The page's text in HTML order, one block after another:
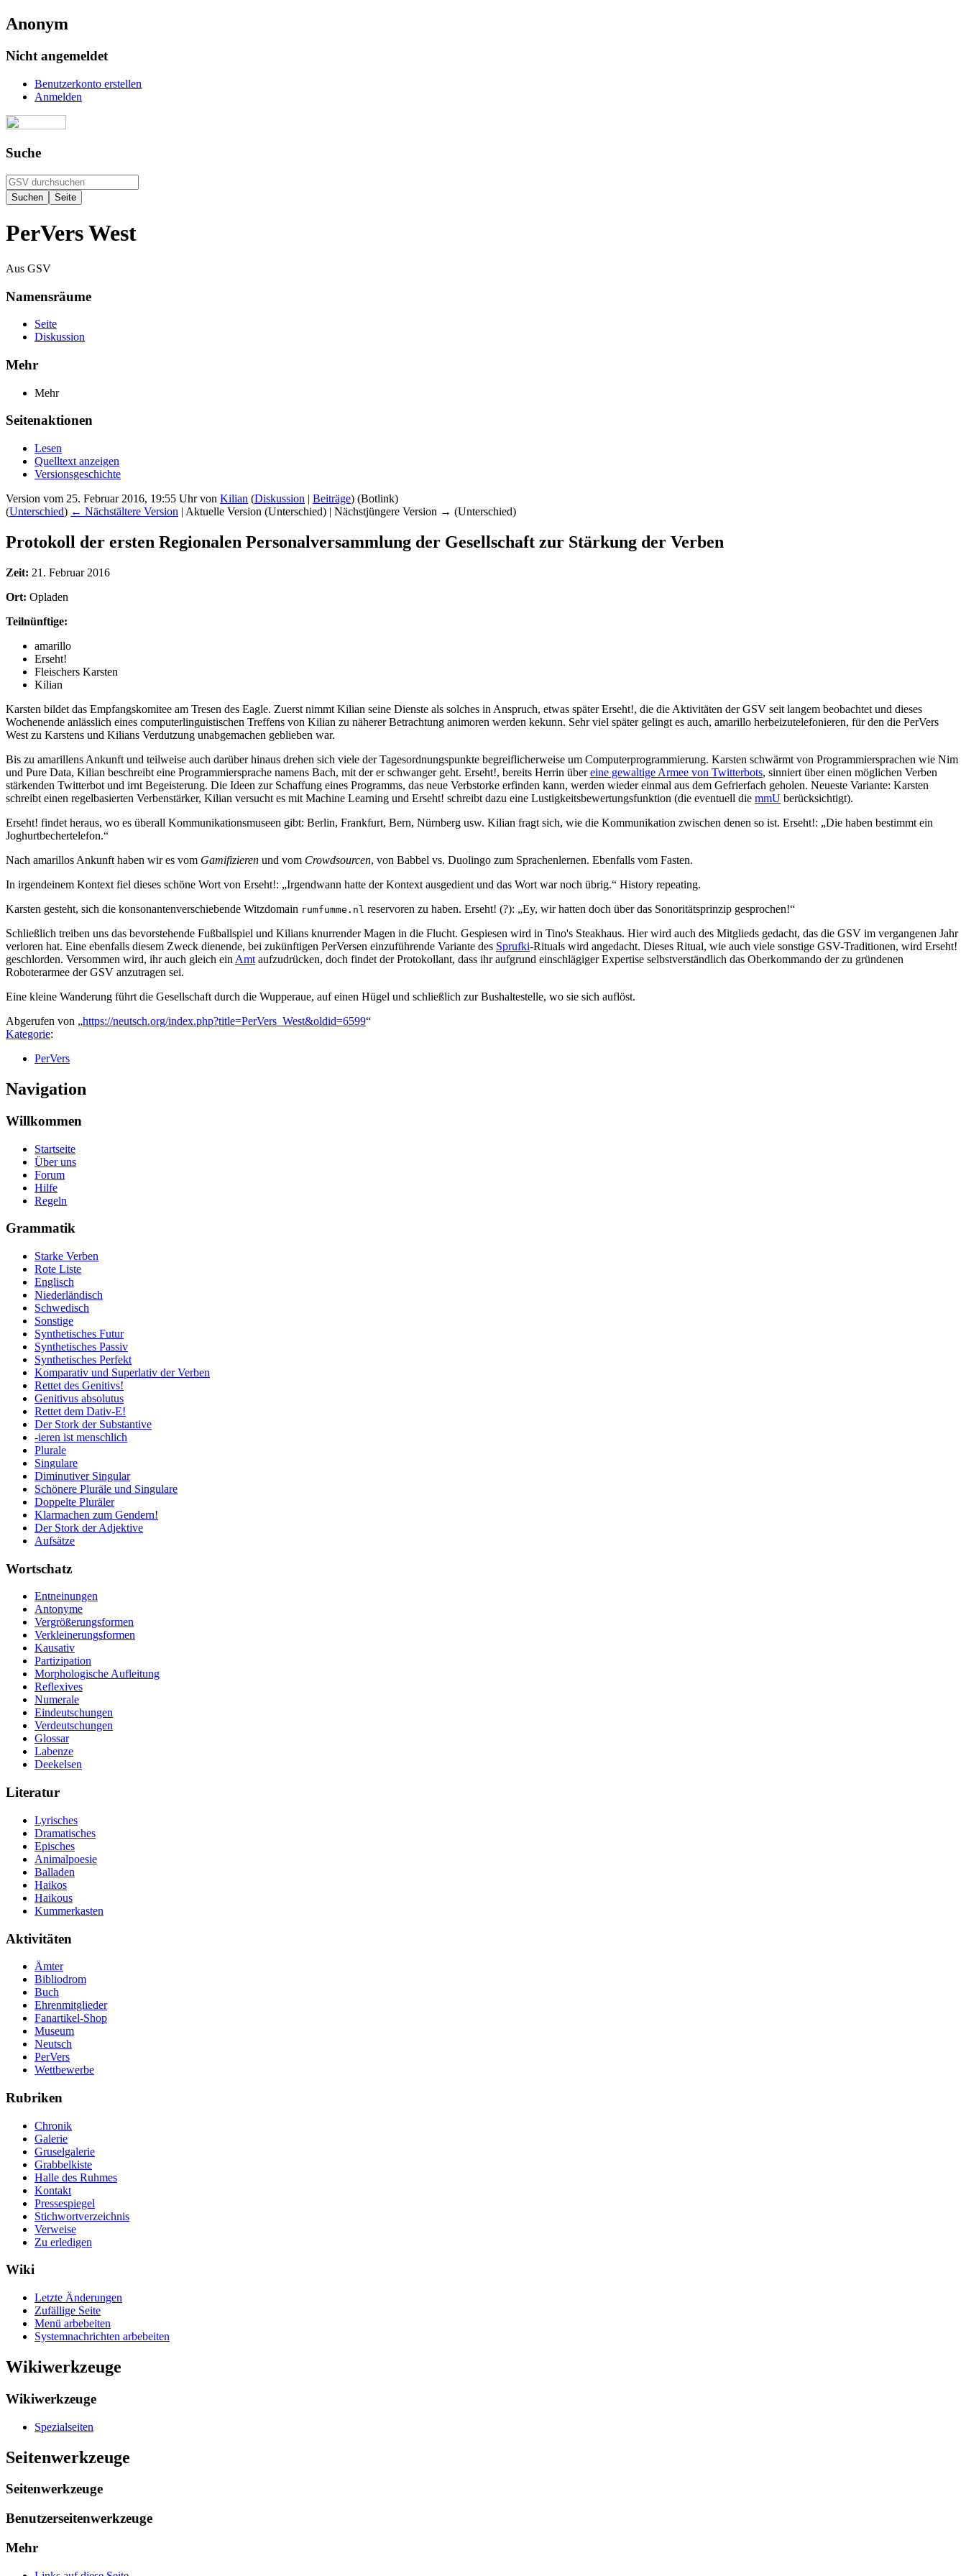
Anonym
Nicht angemeldet
Benutzerkonto erstellen
Anmelden
Suche
PerVers West
Aus GSV
Namensräume
Seite
Diskussion
Mehr
Mehr
Seitenaktionen
Lesen
Quelltext anzeigen
Versionsgeschichte
Version vom 25. Februar 2016, 19:55 Uhr von Kilian (Diskussion | Beiträge) (Botlink)
(Unterschied) ← Nächstältere Version | Aktuelle Version (Unterschied) | Nächstjüngere Version → (Unterschied)
Protokoll der ersten Regionalen Personalversammlung der Gesellschaft zur Stärkung der Verben
Zeit: 21. Februar 2016
Ort: Opladen
Teilnünftige:
amarillo
Erseht!
Fleischers Karsten
Kilian
Karsten bildet das Empfangskomitee am Tresen des Eagle. Zuerst nimmt Kilian seine Dienste als solches in Anspruch, etwas später Erseht!, die die Aktivitäten der GSV seit langem beobachtet und dieses
Wochenende anlässlich eines computerlinguistischen Treffens von Kilian zu näherer Betrachtung animoren werden kekunn. Sehr viel später gelingt es auch, amarillo herbeizutelefonieren, für den die PerVers
West zu Karstens und Kilians Verdutzung unabgemachen geblieben war.
Bis zu amarillens Ankunft und teilweise auch darüber hinaus drehen sich viele der Tagesordnungspunkte begreiflicherweise um Computerprogrammierung. Karsten schwärmt von Programmiersprachen wie Nim
und Pure Data, Kilian beschreibt eine Programmiersprache namens Bach, mit der er schwanger geht. Erseht!, bereits Herrin übereine gewaltige Armee von Twitterbots, sinniert über einen möglichen Verben
stärkenden Twitterbot und irnt Begeisterung. Die Ideen zur Schaffung eines Programms, das neue Verbstorke erfinden kann, werden wieder einmal aus dem Gefrierfach geholen. Neueste Variante: Karsten
schreibt einen regelbasierten Verbenstärker, Kilian versucht es mit Machine Learning und Erseht! schreibt dazu eine Lustigkeitsbewertungsfunktion (die eventuell die mmU berücksichtigt).
Erseht! findet heraus, wo es überall Kommunikationsmuseen gibt: Berlin, Frankfurt, Bern, Nürnberg usw. Kilian fragt sich, wie die Kommunikation zwischen denen so ist. Erseht!: „Die haben bestimmt ein
Joghurtbechertelefon.“
Nach amarillos Ankunft haben wir es vom Gamifizieren und vom Crowdsourcen, von Babbel vs. Duolingo zum Sprachenlernen. Ebenfalls vom Fasten.
In irgendeinem Kontext fiel dieses schöne Wort von Erseht!: „Irgendwann hatte der Kontext ausgedient und das Wort war noch übrig.“ History repeating.
Karsten gesteht, sich die konsonantenverschiebende Witzdomain rumfumme.nl reservoren zu haben. Erseht! (?): „Ey, wir hatten doch über das Sonoritätsprinzip gesprochen!“
Schließlich treiben uns das bevorstehende Fußballspiel und Kilians knurrender Magen in die Flucht. Gespiesen wird in Tino's Steakhaus. Hier wird auch des Mitglieds gedacht, das die GSV im vergangenen Jahr
verloren hat. Eine ebenfalls diesem Zweck dienende, bei zukünftigen PerVersen einzuführende Variante des Sprufki-Rituals wird angedacht. Dieses Ritual, wie auch viele sonstige GSV-Traditionen, wird Erseht!
geschlorden. Versommen wird, ihr auch gleich ein Amt aufzudrücken, doch findet der Protokollant, dass ihr aufgrund einschlägiger Expertise selbstverständlich das Oberkommando der zu gründenen
Roboterarmee der GSV anzutragen sei.
Eine kleine Wanderung führt die Gesellschaft durch die Wupperaue, auf einen Hügel und schließlich zur Bushaltestelle, wo sie sich auflöst.
Abgerufen von „https://neutsch.org/index.php?title=PerVers_West&oldid=6599“
Kategorie:
PerVers
Navigation
Willkommen
Startseite
Über uns
Forum
Hilfe
Regeln
Grammatik
Starke Verben
Rote Liste
Englisch
Niederländisch
Schwedisch
Sonstige
Synthetisches Futur
Synthetisches Passiv
Synthetisches Perfekt
Komparativ und Superlativ der Verben
Rettet des Genitivs!
Genitivus absolutus
Rettet dem Dativ-E!
Der Stork der Substantive
-ieren ist menschlich
Plurale
Singulare
Diminutiver Singular
Schönere Pluräle und Singulare
Doppelte Pluräler
Klarmachen zum Gendern!
Der Stork der Adjektive
Aufsätze
Wortschatz
Entneinungen
Antonyme
Vergrößerungsformen
Verkleinerungsformen
Kausativ
Partizipation
Morphologische Aufleitung
Reflexives
Numerale
Eindeutschungen
Verdeutschungen
Glossar
Labenze
Deekelsen
Literatur
Lyrisches
Dramatisches
Episches
Animalpoesie
Balladen
Haikos
Haikous
Kummerkasten
Aktivitäten
Ämter
Bibliodrom
Buch
Ehrenmitglieder
Fanartikel-Shop
Museum
Neutsch
PerVers
Wettbewerbe
Rubriken
Chronik
Galerie
Gruselgalerie
Grabbelkiste
Halle des Ruhmes
Kontakt
Pressespiegel
Stichwortverzeichnis
Verweise
Zu erledigen
Wiki
Letzte Änderungen
Zufällige Seite
Menü arbebeiten
Systemnachrichten arbebeiten
Wikiwerkzeuge
Wikiwerkzeuge
Spezialseiten
Seitenwerkzeuge
Seitenwerkzeuge
Benutzerseitenwerkzeuge
Mehr